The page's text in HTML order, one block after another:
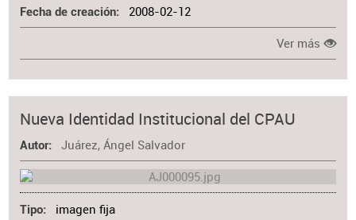
Fecha de creación 2008-02-12
Ver más
Nueva Identidad Institucional del CPAU
Autor Juárez, Ángel Salvador
Tipo imagen fija